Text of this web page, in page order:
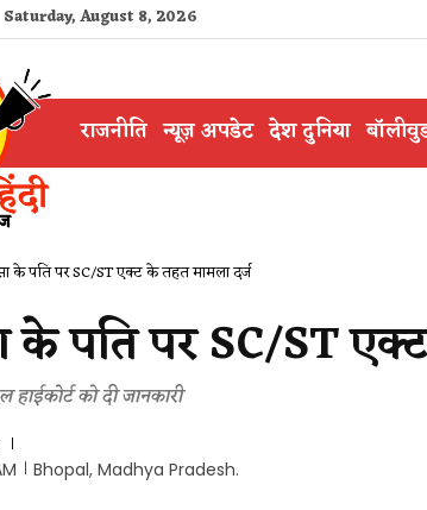
Saturday, August 8, 2026
राजनीति न्यूज़ अपडेट देश दुनिया
के पति पर SC/ST एक्ट के तहत मामला दर्ज
के पति पर SC/ST
को दी जानकारी
Bhopal, Madhya Pradesh.